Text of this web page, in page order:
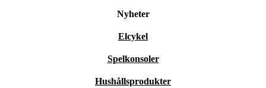
Nyheter
Elcykel
Spelkonsoler
Hushållsprodukter